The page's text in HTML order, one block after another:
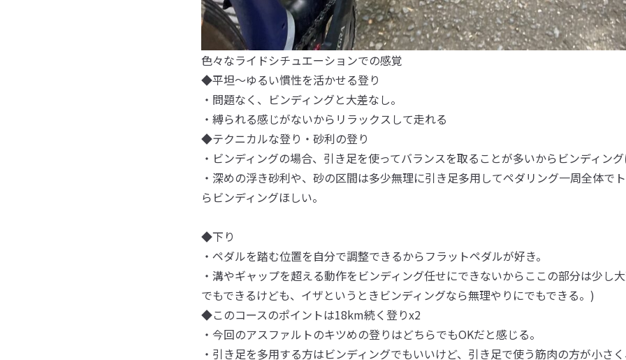
色々なライドシチュエーションでの感覚
◆平坦〜ゆるい慣性を活かせる登り
・問題なく、ビンディングと大差なし。
・縛られる感じがないからリラックスして走れる
◆テクニカルな登り・砂利の登り
・ビンディングの場合、引き足を使ってバランスを取ることが多いからビンディン
・深めの浮き砂利や、砂の区間は多少無理に引き足多用してペダリング一周全体で
らビンディングほしい。
◆下り
・ペダルを踏む位置を自分で調整できるからフラットペダルが好き。
・溝やギャップを超える動作をビンディング任せにできないからここの部分は少し
でもできるけども、イザというときビンディングなら無理やりにでもできる。)
◆このコースのポイントは18km続く登りx2
・今回のアスファルトのキツめの登りはどちらでもOKだと感じる。
・引き足を多用する方はビンディングでもいいけど、引き足で使う筋肉の方が小さ